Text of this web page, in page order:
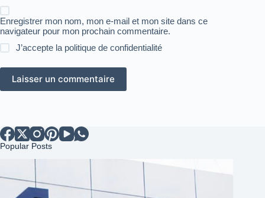
Enregistrer mon nom, mon e-mail et mon site dans ce
navigateur pour mon prochain commentaire.
J’accepte la politique de confidentialité
Laisser un commentaire
Popular Posts